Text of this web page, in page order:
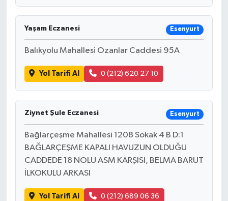
Yaşam Eczanesi Esenyurt
Balıkyolu Mahallesi Ozanlar Caddesi 95A
Yol Tarifi Al 0 (212) 620 27 10
Ziynet Şule Eczanesi Esenyurt
Bağlarçeşme Mahallesi 1208 Sokak 4 B D:1
BAĞLARÇEŞME KAPALI HAVUZUN OLDUĞU
CADDEDE 18 NOLU ASM KARŞISI, BELMA BARUT
İLKOKULU ARKASI
Yol Tarifi Al 0 (212) 689 06 36